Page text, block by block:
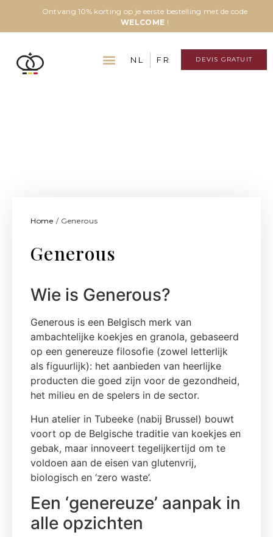
Ontvang 10% korting op je eerste bestelling met de code
WELCOME !
NL FR DEVIS GRATUIT
Home / Generous
Generous
Wie is Generous?
Generous is een Belgisch merk van
ambachtelijke koekjes en granola, gebaseerd
op een genereuze filosofie (zowel letterlijk
als figuurlijk): het aanbieden van heerlijke
producten die goed zijn voor de gezondheid,
het milieu en de spelers in de sector.
Hun atelier in Tubeeke (nabij Brussel) bouwt
voort op de Belgische traditie van koekjes en
gebak, maar innoveert tegelijkertijd om te
voldoen aan de eisen van glutenvrij,
biologisch en ‘zero waste’.
Een ‘genereuze’ aanpak in
alle opzichten